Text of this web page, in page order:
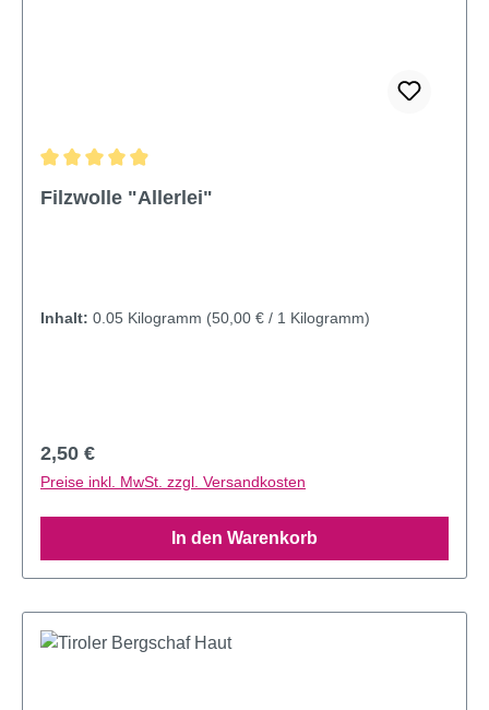
Filzwolle "Allerlei"
Inhalt: 0.05 Kilogramm (50,00 € / 1 Kilogramm)
Regulärer Preis:
2,50 €
Preise inkl. MwSt. zzgl. Versandkosten
In den Warenkorb